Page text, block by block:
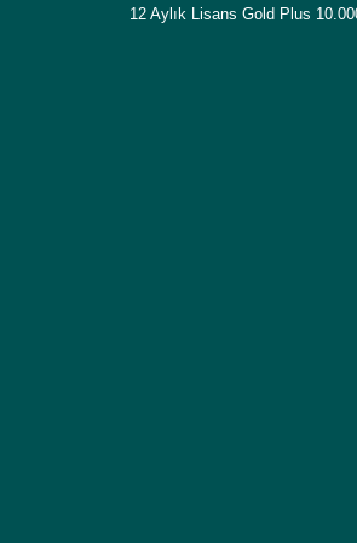
12 Aylık Lisans Gold Plus